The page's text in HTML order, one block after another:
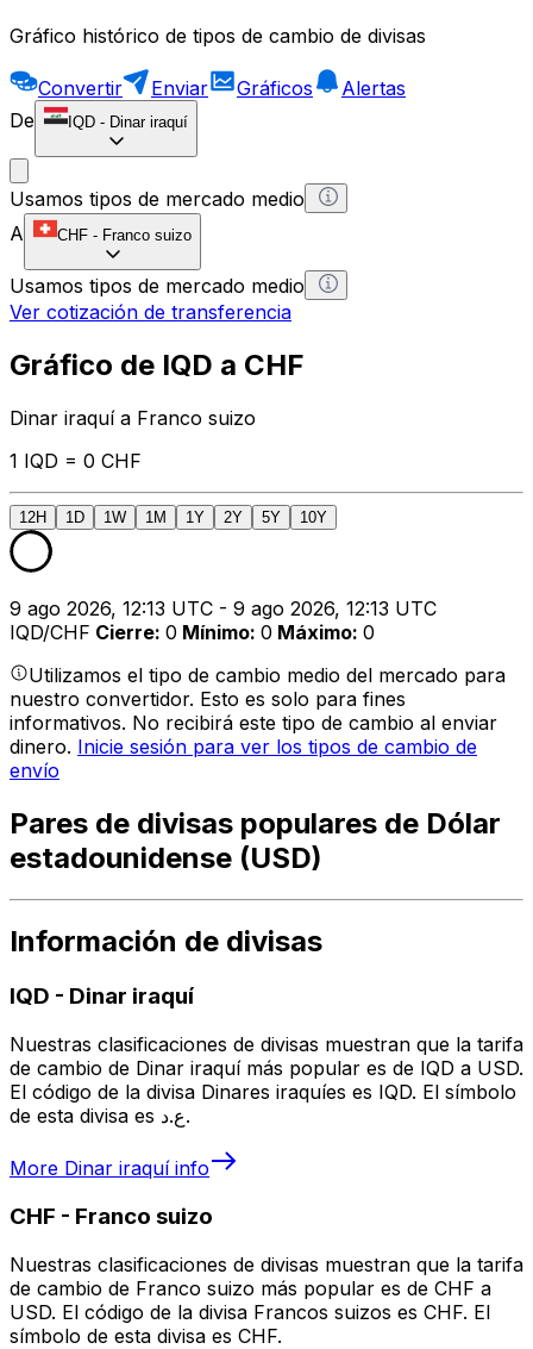
Gráfico histórico de tipos de cambio de divisas
Convertir Enviar Gráficos
Alertas
De
IQD - Dinar iraquí
Usamos tipos de mercado medio
A
CHF - Franco suizo
Usamos tipos de mercado medio
Ver cotización de transferencia
Gráfico de IQD a CHF
Dinar iraquí a Franco suizo
1 IQD = 0 CHF
12H 1D 1W 1M 1Y 2Y 5Y 10Y
9 ago 2026, 12:13 UTC - 9 ago 2026, 12:13 UTC
IQD/CHF Cierre: 0 Mínimo: 0 Máximo: 0
Utilizamos el tipo de cambio medio del mercado para
nuestro convertidor. Esto es solo para fines
informativos. No recibirá este tipo de cambio al enviar
dinero. Inicie sesión para ver los tipos de cambio de
envío
Pares de divisas populares de Dólar
estadounidense (USD)
Información de divisas
IQD - Dinar iraquí
Nuestras clasificaciones de divisas muestran que la tarifa
de cambio de Dinar iraquí más popular es de IQD a USD.
El código de la divisa Dinares iraquíes es IQD. El símbolo
de esta divisa es ع.د.
More Dinar iraquíinfo
CHF - Franco suizo
Nuestras clasificaciones de divisas muestran que la tarifa
de cambio de Franco suizo más popular es de CHF a
USD. El código de la divisa Francos suizos es CHF. El
símbolo de esta divisa es CHF.